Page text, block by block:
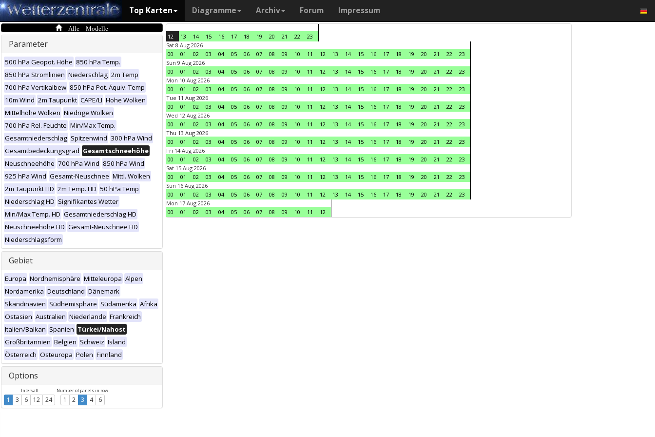
Top Karten Diagramme Archiv Forum Impressum
Alle Modelle
Parameter
500 hPa Geopot. Höhe 850 hPa Temp.
850 hPa Stromlinien Niederschlag 2m Temp
700 hPa Vertikalbew 850 hPa Pot. Äquiv. Temp
10m Wind 2m Taupunkt CAPE/LI Hohe Wolken
Mittelhohe Wolken Niedrige Wolken
700 hPa Rel. Feuchte Min/Max Temp.
Gesamtniederschlag Spitzenwind 300 hPa Wind
Gesamtbedeckungsgrad Gesamtschneehöhe
Neuschneehöhe 700 hPa Wind 850 hPa Wind
925 hPa Wind Gesamt-Neuschnee Mittl. Wolken
2m Taupunkt HD 2m Temp. HD 50 hPa Temp
Niederschlag HD Signifikantes Wetter
Min/Max Temp. HD Gesamtniederschlag HD
Neuschneehöhe HD Gesamt-Neuschnee HD
Niederschlagsform
Gebiet
Europa Nordhemisphäre Mitteleuropa Alpen
Nordamerika Deutschland Dänemark
Skandinavien Südhemisphäre Südamerika Afrika
Ostasien Australien Niederlande Frankreich
Italien/Balkan Spanien Türkei/Nahost
Großbritannien Belgien Schweiz Island
Österreich Osteuropa Polen Finnland
Options
Intervall
1 3 6 12 24
Number of panels in row
1 2 3 4 6
12 13 14 15 16 17 18 19 20 21 22
23
Sat 8 Aug 2026
00
01 02 03 04 05 06 07 08 09 10 11 12 13 14 15 16 17 18 19 20 21 22
23
Sun 9 Aug 2026
00
01 02 03 04 05 06 07 08 09 10 11 12 13 14 15 16 17 18 19 20 21 22
23
Mon 10 Aug 2026
00
01 02 03 04 05 06 07 08 09 10 11 12 13 14 15 16 17 18 19 20 21 22
23
Tue 11 Aug 2026
00
01 02 03 04 05 06 07 08 09 10 11 12 13 14 15 16 17 18 19 20 21 22
23
Wed 12 Aug 2026
00
01 02 03 04 05 06 07 08 09 10 11 12 13 14 15 16 17 18 19 20 21 22
23
Thu 13 Aug 2026
00
01 02 03 04 05 06 07 08 09 10 11 12 13 14 15 16 17 18 19 20 21 22
23
Fri 14 Aug 2026
00
01 02 03 04 05 06 07 08 09 10 11 12 13 14 15 16 17 18 19 20 21 22
23
Sat 15 Aug 2026
00
01 02 03 04 05 06 07 08 09 10 11 12 13 14 15 16 17 18 19 20 21 22
23
Sun 16 Aug 2026
00
01 02 03 04 05 06 07 08 09 10 11 12 13 14 15 16 17 18 19 20 21 22
23
Mon 17 Aug 2026
00
01 02 03 04 05 06 07 08 09 10 11 12